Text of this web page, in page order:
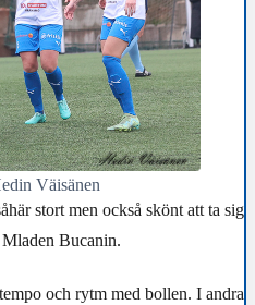
Väisänen
stort men också skönt att ta sig
Bucanin.
och rytm med bollen. I andra